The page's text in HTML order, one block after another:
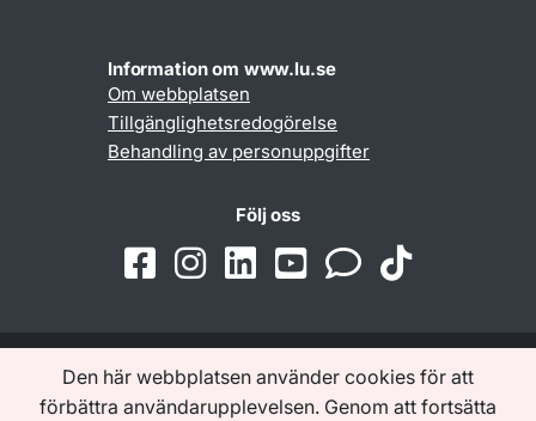
Den här webbplatsen använder cookies för att
förbättra användarupplevelsen. Genom att fortsätta
Information om www.lu.se
Om webbplatsen
Tillgänglighetsredogörelse
Behandling av personuppgifter
Följ oss
Samarbeten och nätverk